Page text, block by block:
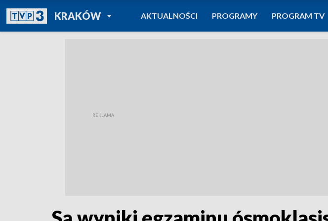
KRAKÓWPOWRÓT DO
TVP REGIONY
AKTUALNOŚCI PROGRAMY PROGRAM TV